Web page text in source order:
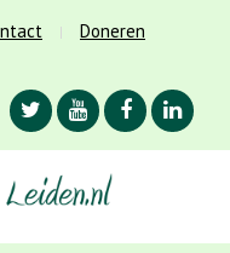
Doneren